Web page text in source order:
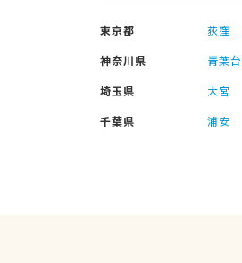
東京都 荻窪
神奈川県
青葉台
埼玉県
大宮
千葉県
浦安